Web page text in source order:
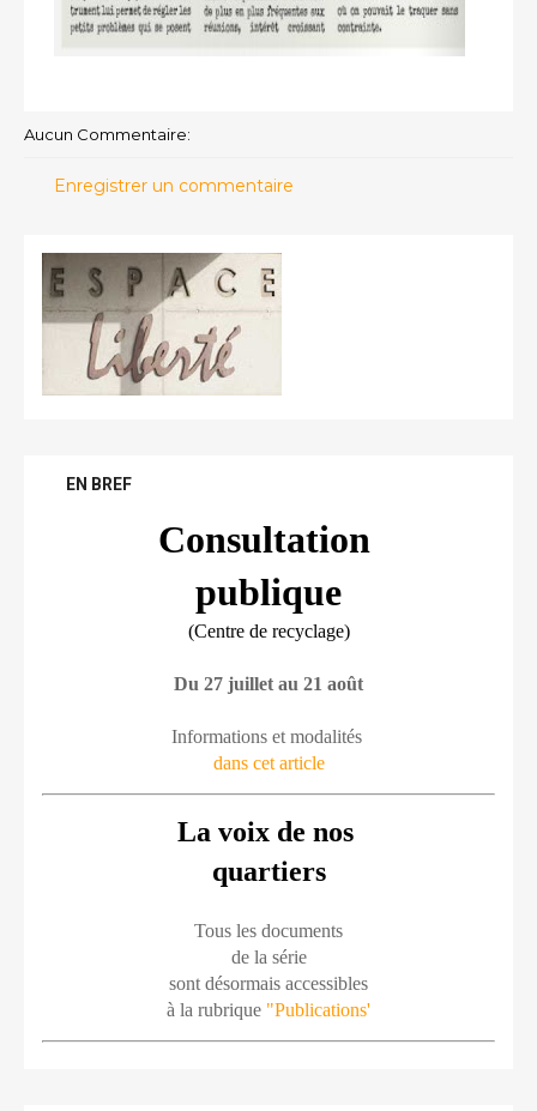
Aucun Commentaire:
Enregistrer un commentaire
EN BREF
Consultation
publique
(Centre de recyclage)
Du 27 juillet au 21 août
Informations et modalités
dans cet article
La voix de nos
quartiers
Tous les documents
de la série
sont désormais accessibles
à la rubrique "Publications'